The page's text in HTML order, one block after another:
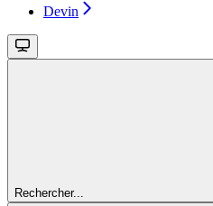
Devin
Rechercher...